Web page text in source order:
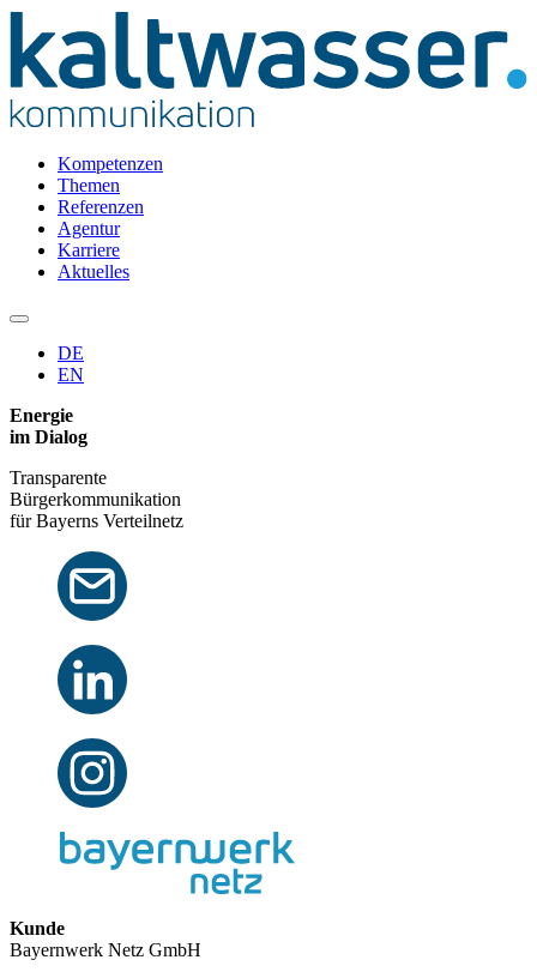
Kompetenzen
Themen
Referenzen
Agentur
Karriere
Aktuelles
DE
EN
Energie
im Dialog
Transparente
Bürgerkommunikation
für Bayerns Verteilnetz
Kunde
Bayernwerk Netz GmbH